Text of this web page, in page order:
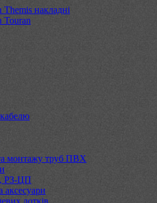
накладні
Touran
монтажу труб ПВХ
РЗ-ЦП
аксесуари
лотків